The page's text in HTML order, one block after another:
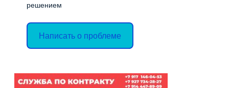
решением
Написать о проблеме